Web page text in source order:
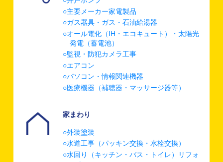
主要メーカー家電製品
ガス器具・ガス・石油給湯器
オール電化（IH・エコキュート）・太陽光
発電（蓄電池）
監視・防犯カメラ工事
エアコン
パソコン・情報関連機器
医療機器（補聴器・マッサージ器等）
家まわり
外装塗装
水道工事（パッキン交換・水栓交換）
水回り（キッチン・バス・トイレ）リフォ